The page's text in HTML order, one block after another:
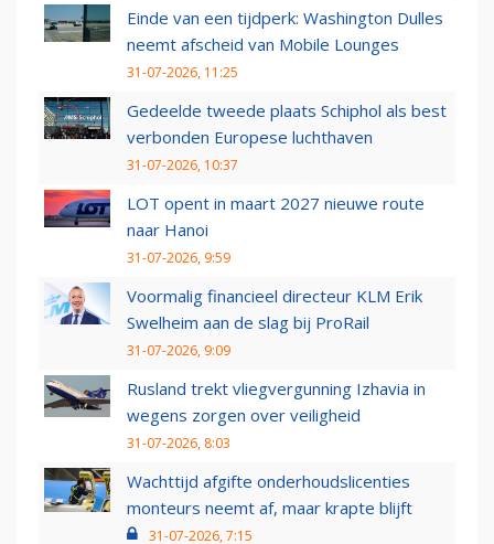
Einde van een tijdperk: Washington Dulles
neemt afscheid van Mobile Lounges
31-07-2026, 11:25
Gedeelde tweede plaats Schiphol als best
verbonden Europese luchthaven
31-07-2026, 10:37
LOT opent in maart 2027 nieuwe route
naar Hanoi
31-07-2026, 9:59
Voormalig financieel directeur KLM Erik
Swelheim aan de slag bij ProRail
31-07-2026, 9:09
Rusland trekt vliegvergunning Izhavia in
wegens zorgen over veiligheid
31-07-2026, 8:03
Wachttijd afgifte onderhoudslicenties
monteurs neemt af, maar krapte blijft
31-07-2026, 7:15